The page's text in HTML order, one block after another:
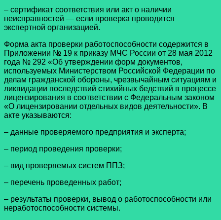
– сертификат соответствия или акт о наличии
неисправностей — если проверка проводится
экспертной организацией.
Форма акта проверки работоспособности содержится в
Приложении № 19 к приказу МЧС России от 28 мая 2012
года № 292 «Об утверждении форм документов,
используемых Министерством Российской Федерации по
делам гражданской обороны, чрезвычайным ситуациям и
ликвидации последствий стихийных бедствий в процессе
лицензирования в соответствии с Федеральным законом
«О лицензировании отдельных видов деятельности». В
акте указываются:
– данные проверяемого предприятия и эксперта;
– период проведения проверки;
– вид проверяемых систем ППЗ;
– перечень проведенных работ;
– результаты проверки, вывод о работоспособности или
неработоспособности системы.